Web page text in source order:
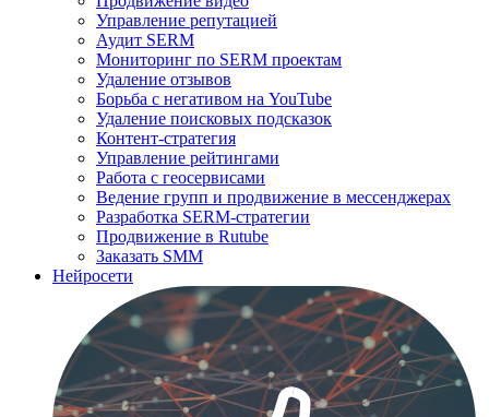
Управление репутацией
Аудит SERM
Мониторинг по SERM проектам
Удаление отзывов
Борьба с негативом на YouTube
Удаление поисковых подсказок
Контент-стратегия
Управление рейтингами
Работа с геосервисами
Ведение групп и продвижение в мессенджерах
Разработка SERM-стратегии
Продвижение в Rutube
Заказать SMM
Нейросети